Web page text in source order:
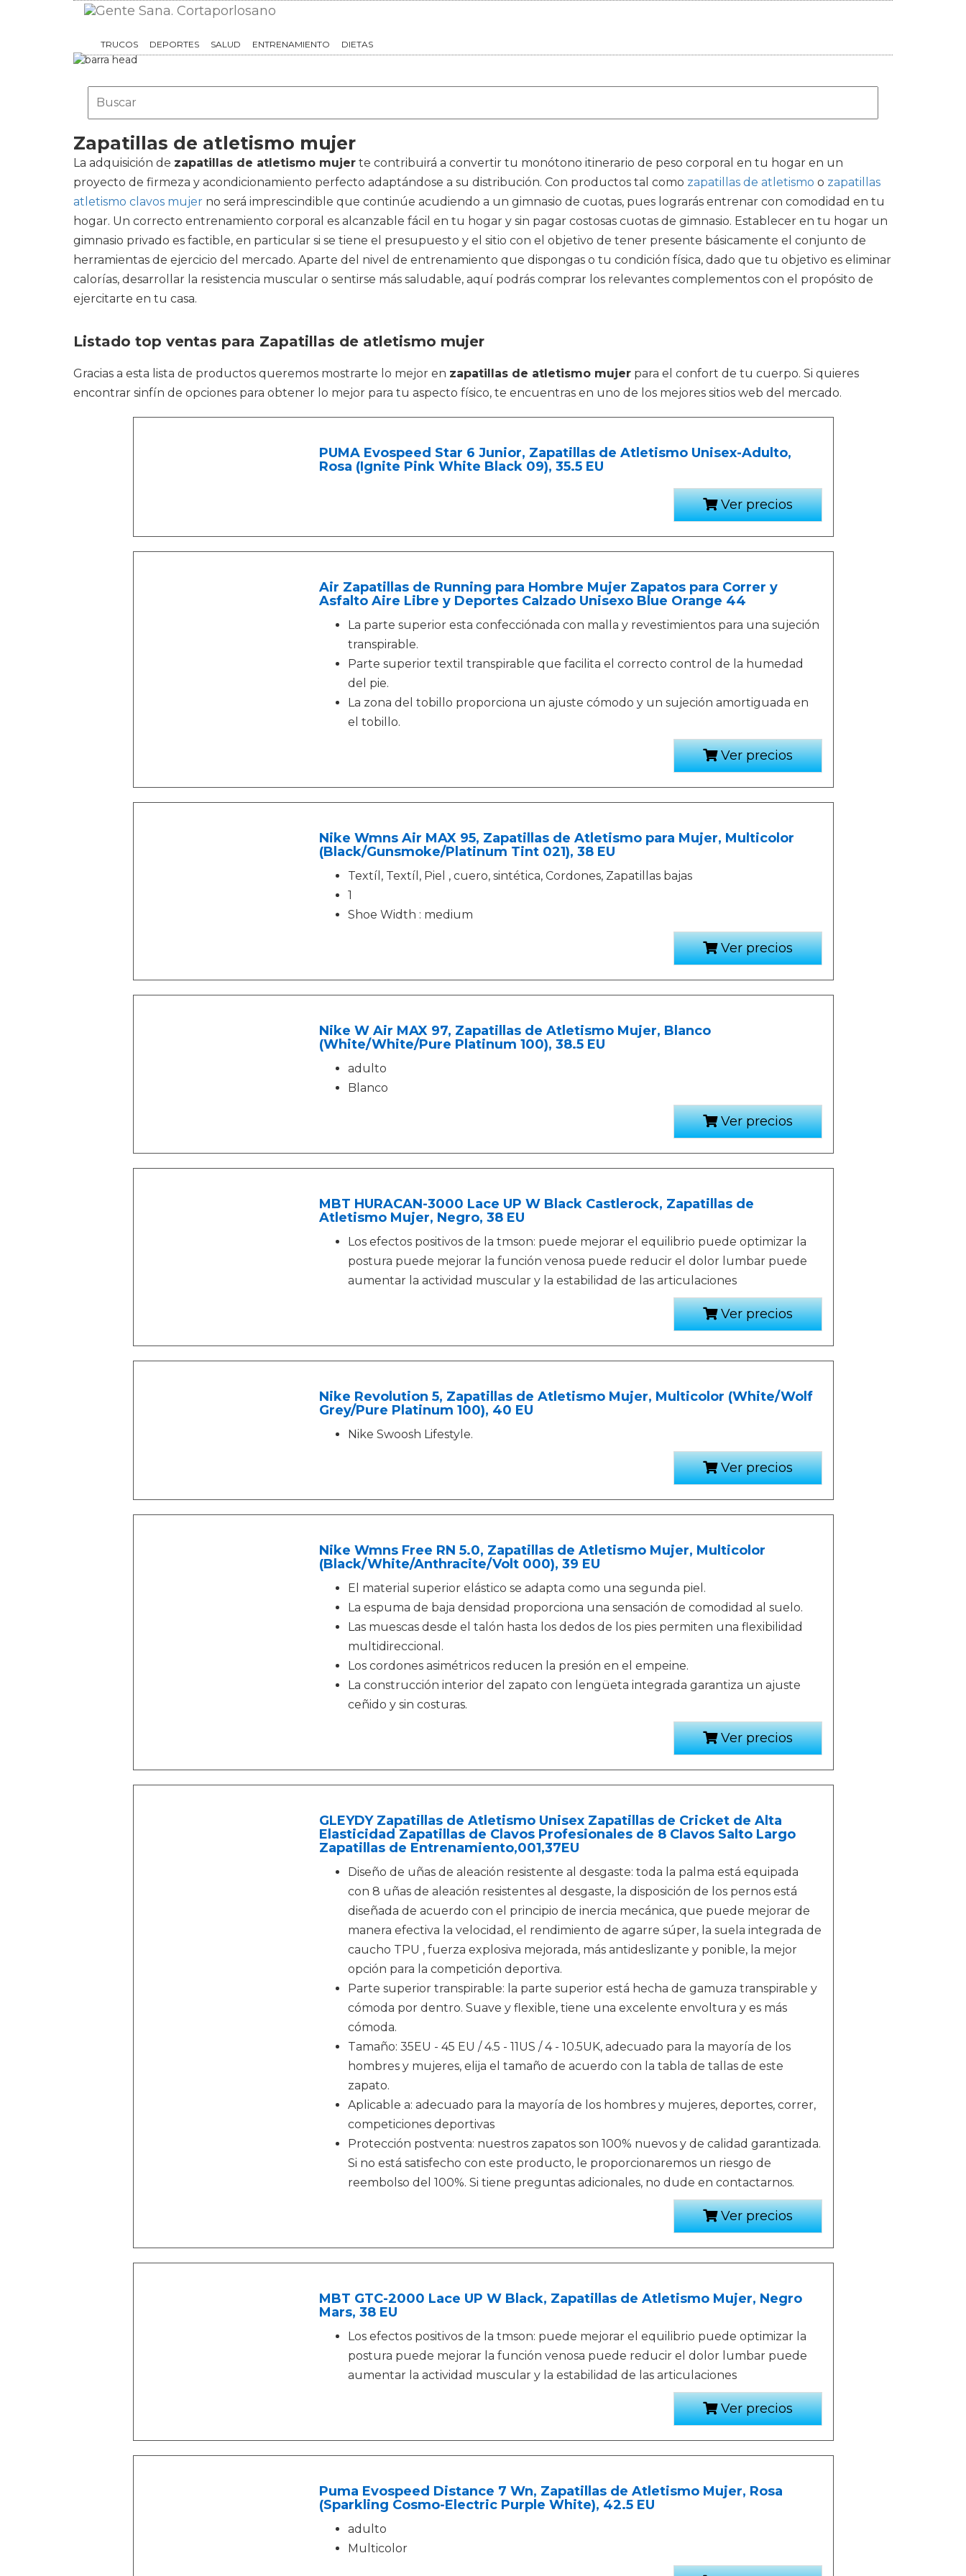
TRUCOS DEPORTES SALUD ENTRENAMIENTO DIETAS
Zapatillas de atletismo mujer
La adquisición de zapatillas de atletismo mujer te contribuirá a convertir tu monótono itinerario de peso corporal en tu hogar en un
proyecto de firmeza y acondicionamiento perfecto adaptándose a su distribución. Con productos tal como zapatillas de atletismo o zapatillas
atletismo clavos mujer no será imprescindible que continúe acudiendo a un gimnasio de cuotas, pues lograrás entrenar con comodidad en tu
hogar. Un correcto entrenamiento corporal es alcanzable fácil en tu hogar y sin pagar costosas cuotas de gimnasio. Establecer en tu hogar un
gimnasio privado es factible, en particular si se tiene el presupuesto y el sitio con el objetivo de tener presente básicamente el conjunto de
herramientas de ejercicio del mercado. Aparte del nivel de entrenamiento que dispongas o tu condición física, dado que tu objetivo es eliminar
calorías, desarrollar la resistencia muscular o sentirse más saludable, aquí podrás comprar los relevantes complementos con el propósito de
ejercitarte en tu casa.
Listado top ventas para Zapatillas de atletismo mujer
Gracias a esta lista de productos queremos mostrarte lo mejor en zapatillas de atletismo mujer para el confort de tu cuerpo. Si quieres
encontrar sinfín de opciones para obtener lo mejor para tu aspecto físico, te encuentras en uno de los mejores sitios web del mercado.
PUMA Evospeed Star 6 Junior, Zapatillas de Atletismo Unisex-Adulto,
Rosa (Ignite Pink White Black 09), 35.5 EU
Ver precios
Air Zapatillas de Running para Hombre Mujer Zapatos para Correr y
Asfalto Aire Libre y Deportes Calzado Unisexo Blue Orange 44
La parte superior esta confecciónada con malla y revestimientos para una sujeción
transpirable.
Parte superior textil transpirable que facilita el correcto control de la humedad
del pie.
La zona del tobillo proporciona un ajuste cómodo y un sujeción amortiguada en
el tobillo.
Ver precios
Nike Wmns Air MAX 95, Zapatillas de Atletismo para Mujer, Multicolor
(Black/Gunsmoke/Platinum Tint 021), 38 EU
Textíl, Textíl, Piel , cuero, sintética, Cordones, Zapatillas bajas
1
Shoe Width : medium
Ver precios
Nike W Air MAX 97, Zapatillas de Atletismo Mujer, Blanco
(White/White/Pure Platinum 100), 38.5 EU
adulto
Blanco
Ver precios
MBT HURACAN-3000 Lace UP W Black Castlerock, Zapatillas de
Atletismo Mujer, Negro, 38 EU
Los efectos positivos de la tmson: puede mejorar el equilibrio puede optimizar la
postura puede mejorar la función venosa puede reducir el dolor lumbar puede
aumentar la actividad muscular y la estabilidad de las articulaciones
Ver precios
Nike Revolution 5, Zapatillas de Atletismo Mujer, Multicolor (White/Wolf
Grey/Pure Platinum 100), 40 EU
Nike Swoosh Lifestyle.
Ver precios
Nike Wmns Free RN 5.0, Zapatillas de Atletismo Mujer, Multicolor
(Black/White/Anthracite/Volt 000), 39 EU
El material superior elástico se adapta como una segunda piel.
La espuma de baja densidad proporciona una sensación de comodidad al suelo.
Las muescas desde el talón hasta los dedos de los pies permiten una flexibilidad
multidireccional.
Los cordones asimétricos reducen la presión en el empeine.
La construcción interior del zapato con lengüeta integrada garantiza un ajuste
ceñido y sin costuras.
Ver precios
GLEYDY Zapatillas de Atletismo Unisex Zapatillas de Cricket de Alta
Elasticidad Zapatillas de Clavos Profesionales de 8 Clavos Salto Largo
Zapatillas de Entrenamiento,001,37EU
Diseño de uñas de aleación resistente al desgaste: toda la palma está equipada
con 8 uñas de aleación resistentes al desgaste, la disposición de los pernos está
diseñada de acuerdo con el principio de inercia mecánica, que puede mejorar de
manera efectiva la velocidad, el rendimiento de agarre súper, la suela integrada de
caucho TPU , fuerza explosiva mejorada, más antideslizante y ponible, la mejor
opción para la competición deportiva.
Parte superior transpirable: la parte superior está hecha de gamuza transpirable y
cómoda por dentro. Suave y flexible, tiene una excelente envoltura y es más
cómoda.
Tamaño: 35EU - 45 EU / 4.5 - 11US / 4 - 10.5UK, adecuado para la mayoría de los
hombres y mujeres, elija el tamaño de acuerdo con la tabla de tallas de este
zapato.
Aplicable a: adecuado para la mayoría de los hombres y mujeres, deportes, correr,
competiciones deportivas
Protección postventa: nuestros zapatos son 100% nuevos y de calidad garantizada.
Si no está satisfecho con este producto, le proporcionaremos un riesgo de
reembolso del 100%. Si tiene preguntas adicionales, no dude en contactarnos.
Ver precios
MBT GTC-2000 Lace UP W Black, Zapatillas de Atletismo Mujer, Negro
Mars, 38 EU
Los efectos positivos de la tmson: puede mejorar el equilibrio puede optimizar la
postura puede mejorar la función venosa puede reducir el dolor lumbar puede
aumentar la actividad muscular y la estabilidad de las articulaciones
Ver precios
Puma Evospeed Distance 7 Wn, Zapatillas de Atletismo Mujer, Rosa
(Sparkling Cosmo-Electric Purple White), 42.5 EU
adulto
Multicolor